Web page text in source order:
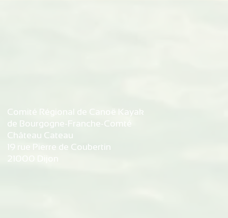
Comité Régional de Canoë Kayak
de Bourgogne-Franche-Comté
Château Cateau
19 rue Pierre de Coubertin
21000 Dijon